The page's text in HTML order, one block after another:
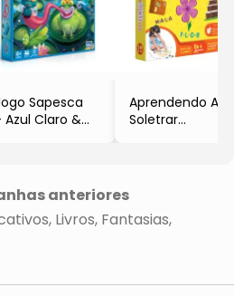
Sapesca
Azul Claro &
Aprendendo A
Soletrar
anteriores
Livros Fantasias